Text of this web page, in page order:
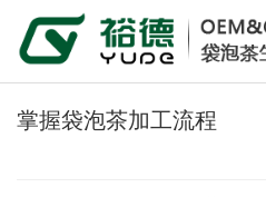
掌握袋泡茶加工流程